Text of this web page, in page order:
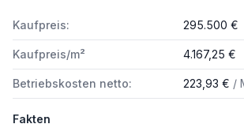
Kaufpreis: 295.500 €
Kaufpreis/m² 4.167,25 €
Betriebskosten netto: 223,93 € /
Fakten